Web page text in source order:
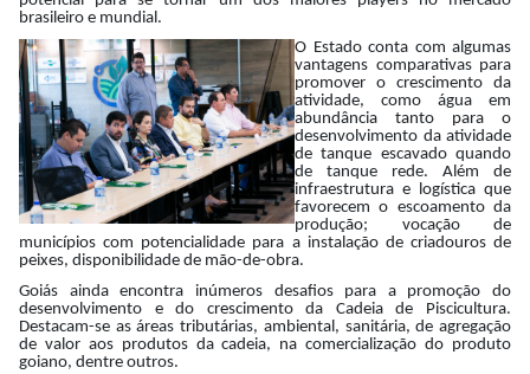
brasileiro e mundial.
O Estado conta com algumas
vantagens comparativas para
promover o crescimento da
atividade, como água em
abundância tanto para o
desenvolvimento da atividade
de tanque escavado quando
de tanque rede. Além de
infraestrutura e logística que
favorecem o escoamento da
produção; vocação de
municípios com potencialidade para a instalação de criadouros de
peixes, disponibilidade de mão-de-obra.
Goiás ainda encontra inúmeros desafios para a promoção do
desenvolvimento e do crescimento da Cadeia de Piscicultura.
Destacam-se as áreas tributárias, ambiental, sanitária, de agregação
de valor aos produtos da cadeia, na comercialização do produto
goiano, dentre outros.